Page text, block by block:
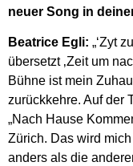
neuer Song in
Beatrice Egli: „‘Zyt
übersetzt ‚Zeit um
Bühne ist mein
zurückkehre. Auf der
„Nach Hause
Zürich. Das wird
anders als die